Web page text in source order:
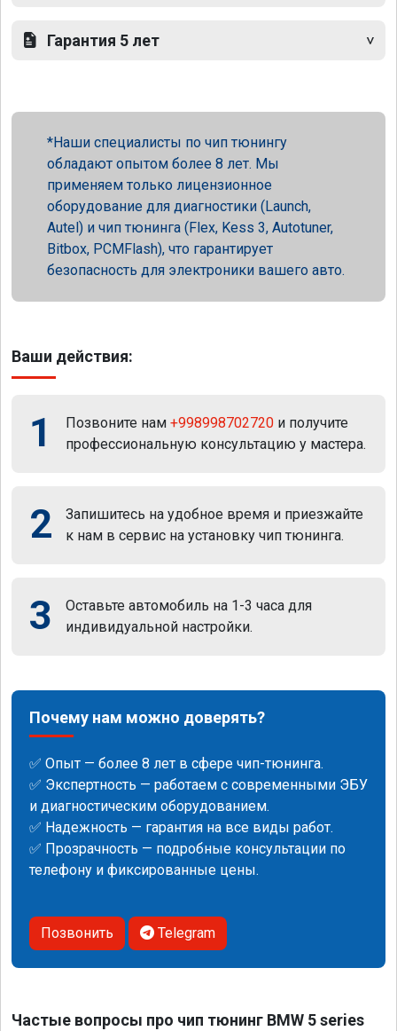
Гарантия 5 лет
Наши специалисты по чип тюнингу
обладают опытом более 8 лет. Мы
применяем только лицензионное
оборудование для диагностики (Launch,
Autel) и чип тюнинга (Flex, Kess 3, Autotuner,
Bitbox, PCMFlash), что гарантирует
безопасность для электроники вашего авто.
Ваши действия:
1 Позвоните нам +998998702720 и получите
профессиональную консультацию у мастера.
2
Запишитесь на удобное время и приезжайте
к нам в сервис на установку чип тюнинга.
3
Оставьте автомобиль на 1-3 часа для
индивидуальной настройки.
Почему нам можно доверять?
✅ Опыт — более 8 лет в сфере чип-тюнинга.
✅ Экспертность — работаем с современными ЭБУ
и диагностическим оборудованием.
✅ Надежность — гарантия на все виды работ.
✅ Прозрачность — подробные консультации по
телефону и фиксированные цены.
Позвонить Telegram
Частые вопросы про чип тюнинг BMW 5 series